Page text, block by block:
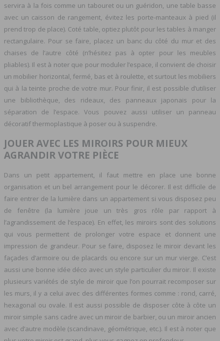
servira à la fois comme un tabouret ou un guéridon, une table basse
avec un caisson de rangement, évitez les porte-manteaux à pied (il
prend trop de place). Coté table, optiez plutôt pour les tables à manger
rectangulaire. Pour se faire, placez un banc du côté du mur et des
chaises de l’autre côté (n’hésitez pas à opter pour les meubles
pliables). Il est à noter que pour moduler l’espace, il convient de choisir
un mobilier horizontal, fermé, bas et à roulette, et surtout les mobiliers
qui à la teinte proche de votre mur. Pour finir, il est possible d’utiliser
une bibliothèque, des rideaux, des panneaux japonais pour la
séparation de l’espace. Vous pouvez aussi utiliser un panneau
décoratif thermoplastique à poser ou à suspendre.
JOUER AVEC LES MIROIRS POUR MIEUX
AGRANDIR VOTRE PIÈCE
Dans un petit appartement, il faut mettre en place une bonne
organisation et un bel arrangement pour le décorer. Il est difficile de
faire entrer de la lumière dans un appartement si vous disposez peu
de fenêtre (la lumière joue un très gros rôle par rapport à
l’agrandissement de l’espace). En effet, les miroirs sont des solutions
qui vous permettent de prolonger votre espace et donnent une
impression de grandeur. Pour se faire, disposez le miroir devant les
façades d’armoire ou de placards ou encore sur un mur vierge. C’est
aussi une bonne idée déco avec un style particulier du miroir. Il existe
plusieurs variétés de style de miroir que l’on pourrait recomposer sur
les murs, il y a celui avec des différentes formes comme : rond, carré,
hexagonal ou ovale. Il est aussi possible de disposer côte à côte un
miroir simple sans cadre avec un miroir de barbier, ou un miroir ancien
avec d’autre modèle (scandinave, géométrique, etc.). Il est à noter que